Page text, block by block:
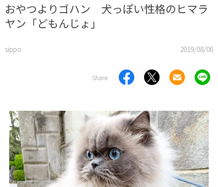
おやつよりゴハン 犬っぽい性格のヒマラ
ヤン「どもんじょ」
sippo 2019/08/06
Share